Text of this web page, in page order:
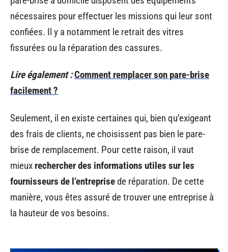
nécessaires pour effectuer les missions qui leur sont
confiées. Il y a notamment le retrait des vitres
fissurées ou la réparation des cassures.
Lire également :Comment remplacer son pare-brise
facilement ?
Seulement, il en existe certaines qui, bien qu’exigeant
des frais de clients, ne choisissent pas bien le pare-
brise de remplacement. Pour cette raison, il vaut
mieux rechercher des informations utiles sur les
fournisseurs de l’entreprisede réparation. De cette
manière, vous êtes assuré de trouver une entreprise à
la hauteur de vos besoins.